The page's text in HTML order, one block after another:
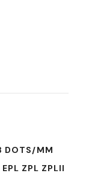
DOTS/MM
ZPL ZPLII